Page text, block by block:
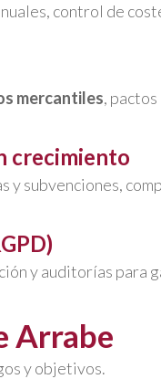
control de
mercantiles,
crecimiento
y subvenciones,
y auditorías para
Arrabe
y objetivos.